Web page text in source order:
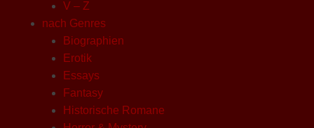
V – Z
nach Genres
Biographien
Erotik
Essays
Fantasy
Historische Romane